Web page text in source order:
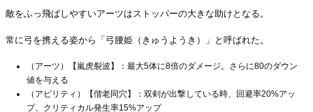
敵をふっ飛ばしやすいアーツはストッパーの大きな助けとなる。
常に弓を携える姿から「弓腰姫（きゅうようき）」と呼ばれた。
（アーツ）【嵐虎裂波】：最大5体に8倍のダメージ。さらに80のダウン
値を与える
（アビリティ）【偕老同穴】：双剣が出撃している時、回避率20%アッ
プ、クリティカル発生率15%アップ